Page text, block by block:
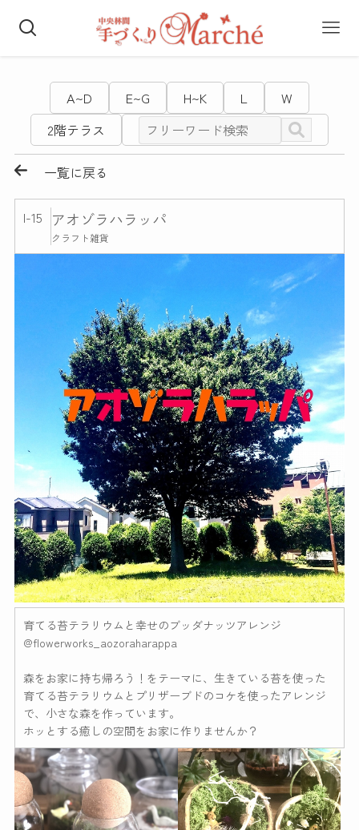
A~D E~G H~K L
W
2階テラス
一覧に戻る
I-15 アオゾラハラッパ
クラフト雑貨
育てる苔テラリウムと幸せのブッダナッツアレンジ
@flowerworks_aozoraharappa
森をお家に持ち帰ろう！をテーマに、生きている苔を使った
育てる苔テラリウムとプリザーブドのコケを使ったアレンジ
で、小さな森を作っています。
ホッとする癒しの空間をお家に作りませんか？